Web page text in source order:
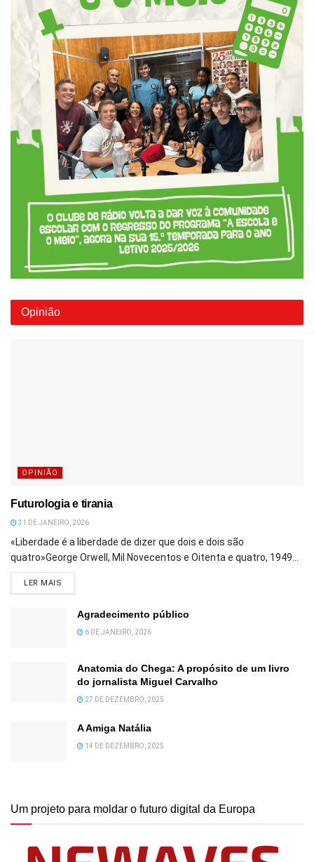
Opinião
OPINIÃO
Futurologia e tirania
31 DE JANEIRO, 2026
«Liberdade é a liberdade de dizer que dois e dois são
quatro»George Orwell, Mil Novecentos e Oitenta e quatro, 1949...
LER MAIS
Agradecimento público
6 DE JANEIRO, 2026
Anatomia do Chega: A propósito de um livro
do jornalista Miguel Carvalho
27 DE DEZEMBRO, 2025
A Amiga Natália
14 DE DEZEMBRO, 2025
Um projeto para moldar o futuro digital da Europa